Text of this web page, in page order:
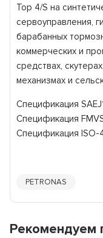
Top 4/S на
сервоуправления,
барабанных
коммерческих и
средствах,
механизмах и
Спецификация
Спецификация
Спецификация ISO-
PETRONAS
Рекомендуем